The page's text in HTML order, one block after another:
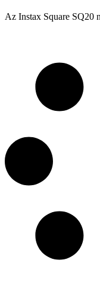
Az Instax Square SQ20